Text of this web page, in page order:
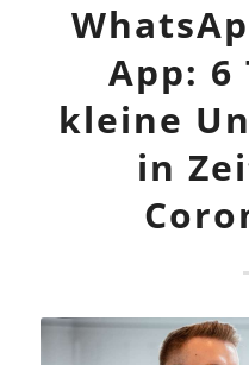
App: 6
kleine
in